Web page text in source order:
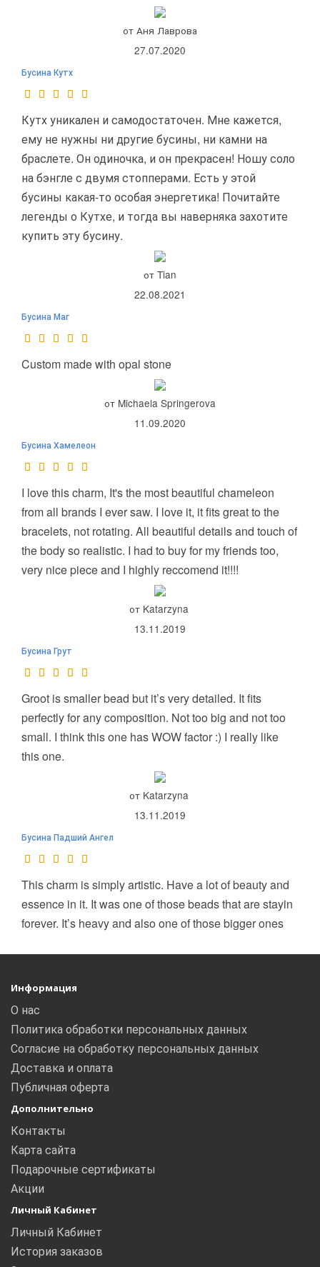
от Аня Лаврова
27.07.2020
Бусина Кутх
Кутх уникален и самодостаточен. Мне кажется,
ему не нужны ни другие бусины, ни камни на
браслете. Он одиночка, и он прекрасен! Ношу соло
на бэнгле с двумя стопперами. Есть у этой
бусины какая-то особая энергетика! Почитайте
легенды о Кутхе, и тогда вы наверняка захотите
купить эту бусину.
от Tian
22.08.2021
Бусина Маг
Custom made with opal stone
от Michaela Springerova
11.09.2020
Бусина Хамелеон
I love this charm, It's the most beautiful chameleon
from all brands I ever saw. I love it, it fits great to the
bracelets, not rotating. All beautiful details and touch of
the body so realistic. I had to buy for my friends too,
very nice piece and I highly reccomend it!!!!
от Katarzyna
13.11.2019
Бусина Грут
Groot is smaller bead but it’s very detailed. It fits
perfectly for any composition. Not too big and not too
small. I think this one has WOW factor :) I really like
this one.
от Katarzyna
13.11.2019
Бусина Падший Ангел
This charm is simply artistic. Have a lot of beauty and
essence in it. It was one of those beads that are stayin
forever. It’s heavy and also one of those bigger ones
Информация
О нас
Политика обработки персональных данных
Согласие на обработку персональных данных
Доставка и оплата
Публичная оферта
Дополнительно
Контакты
Карта сайта
Подарочные сертификаты
Акции
Личный Кабинет
Личный Кабинет
История заказов